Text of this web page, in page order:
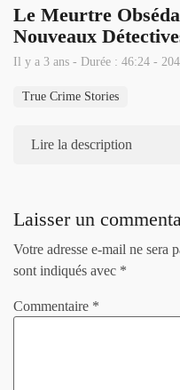
Le Meurtre
Nouveaux
Il y a 3 ans - Durée : 46:24 -
True Crime Stories
Lire la description
Laisser un
Votre adresse e-mail ne sera
sont indiqués avec *
Commentaire *